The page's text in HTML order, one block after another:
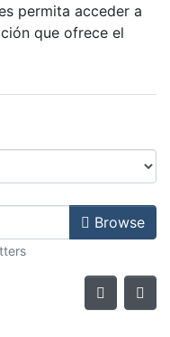
permita acceder a
que ofrece el
Browse